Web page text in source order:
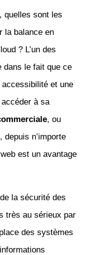
quelles sont les
la balance en
? L’un des
dans le fait que ce
et une
à sa
, ou
, depuis n’importe
est un avantage
la sécurité des
très au sérieux par
des systèmes